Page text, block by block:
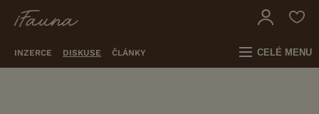
INZERCE DISKUSE ČLÁNKY CELÉ MENU